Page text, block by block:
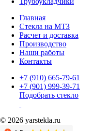
Главная
Стекла на МТЗ
Расчет и доставка
Производство
Наши работы
Контакты
+7 (910) 665-79-61
+7 (901) 999-39-71
Подобрать стекло
© 2026 yarstekla.ru